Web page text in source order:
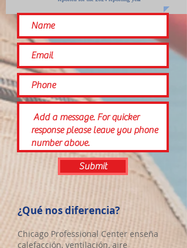
Submit
¿Qué nos diferencia?
Chicago Professional Center enseña
calefacción, ventilación, aire